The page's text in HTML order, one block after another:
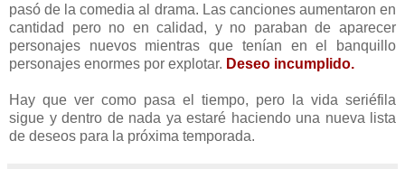
pasó de la comedia al drama. Las canciones aumentaron en
cantidad pero no en calidad, y no paraban de aparecer
personajes nuevos mientras que tenían en el banquillo
personajes enormes por explotar. Deseo incumplido.
Hay que ver como pasa el tiempo, pero la vida seriéfila
sigue y dentro de nada ya estaré haciendo una nueva lista
de deseos para la próxima temporada.